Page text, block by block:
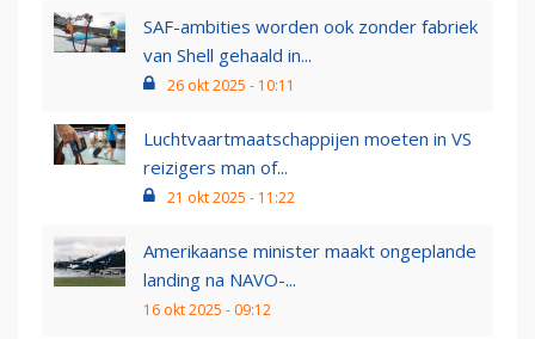
SAF-ambities worden ook zonder fabriek
van Shell gehaald in...
26 okt 2025 - 10:11
Luchtvaartmaatschappijen moeten in VS
reizigers man of...
21 okt 2025 - 11:22
Amerikaanse minister maakt ongeplande
landing na NAVO-...
16 okt 2025 - 09:12